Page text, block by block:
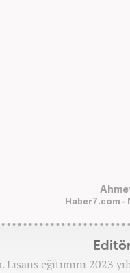
Haber7.com -
Lisans eğitimini 2023